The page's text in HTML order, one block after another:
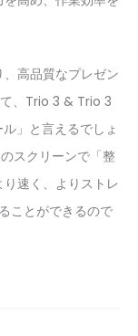
高品質なプレゼン
、Trio 3 & Trio 3
」と言えるでしょ
スクリーンで「整
速く、よりストレ
ことができるので